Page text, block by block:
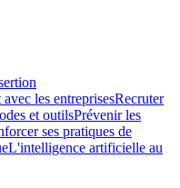
les entreprisesRecruter
et outilsPrévenir les
ses pratiques de
L'intelligence artificielle au